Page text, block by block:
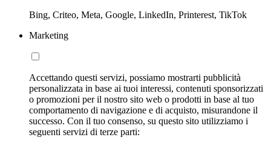
Bing, Criteo, Meta, Google, LinkedIn, Printerest, TikTok
Marketing
Accettando questi servizi, possiamo mostrarti pubblicità
personalizzata in base ai tuoi interessi, contenuti sponsorizzati
o promozioni per il nostro sito web o prodotti in base al tuo
comportamento di navigazione e di acquisto, misurandone il
successo. Con il tuo consenso, su questo sito utilizziamo i
seguenti servizi di terze parti: